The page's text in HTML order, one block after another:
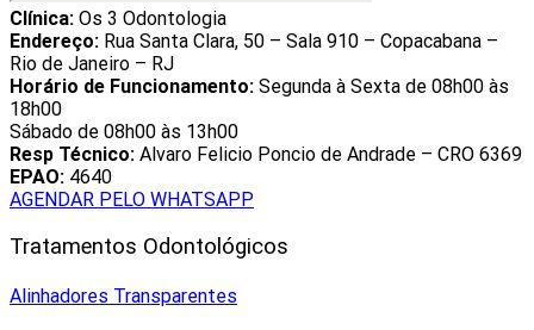
Clínica: Os 3 Odontologia
Endereço: Rua Santa Clara, 50 – Sala 910 – Copacabana –
Rio de Janeiro – RJ
Horário de Funcionamento: Segunda à Sexta de 08h00 às
18h00
Sábado de 08h00 às 13h00
Resp Técnico: Alvaro Felicio Poncio de Andrade – CRO 6369
EPAO: 4640
AGENDAR PELO WHATSAPP
Tratamentos Odontológicos
Alinhadores Transparentes